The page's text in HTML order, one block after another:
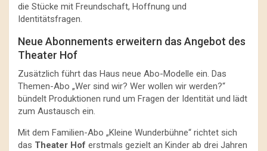
die Stücke mit Freundschaft, Hoffnung und
Identitätsfragen.
Neue Abonnements erweitern das Angebot des
Theater Hof
Zusätzlich führt das Haus neue Abo-Modelle ein. Das
Themen-Abo „Wer sind wir? Wer wollen wir werden?“
bündelt Produktionen rund um Fragen der Identität und lädt
zum Austausch ein.
Mit dem Familien-Abo „Kleine Wunderbühne“ richtet sich
das Theater Hof erstmals gezielt an Kinder ab drei Jahren